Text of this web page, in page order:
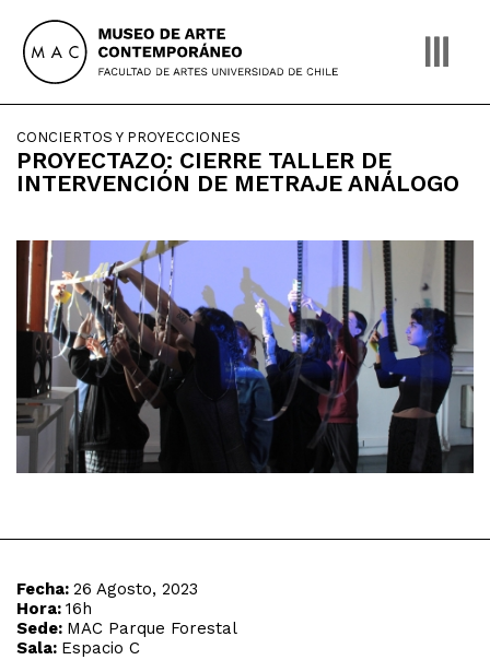
content
CONCIERTOS Y PROYECCIONES
PROYECTAZO: CIERRE TALLER DE
INTERVENCIÓN DE METRAJE ANÁLOGO
Fecha: 26 Agosto, 2023
Hora: 16h
Sede: MAC Parque Forestal
Sala: Espacio C